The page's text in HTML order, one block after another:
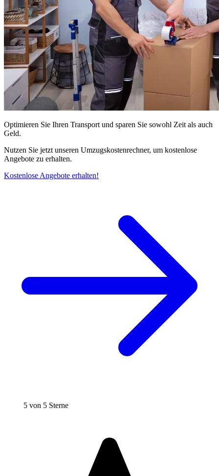
Optimieren Sie Ihren Transport und sparen Sie sowohl Zeit als auch
Geld.
Nutzen Sie jetzt unseren Umzugskostenrechner, um kostenlose
Angebote zu erhalten.
Kostenlose Angebote erhalten!
5 von 5 Sterne